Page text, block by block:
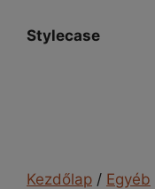
Stylecase
Kezdőlap / Egyéb